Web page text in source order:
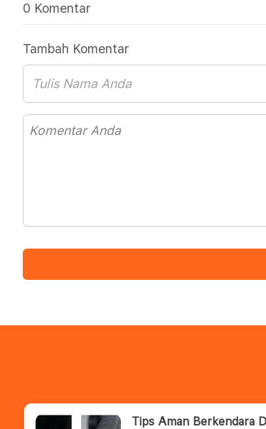
0 Komentar
Tambah Komentar
Tips Aman Berkendara